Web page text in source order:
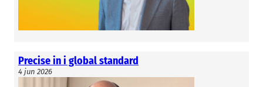
Precise in i global standard
4 jun 2026